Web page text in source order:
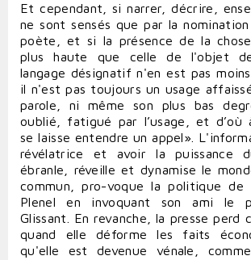
Et cependant, si narrer, décrire,
ne sont sensés que par la
poète, et si la présence de la
plus haute que celle de l'objet
langage désignatif n'en est pas
il n'est pas toujours un usage
parole, ni même son plus bas
oublié, fatigué par l’usage, et d’où
se laisse entendre un appel».
révélatrice et avoir la puissance
ébranle, réveille et dynamise le
commun, pro-voque la politique
Plenel en invoquant son ami le
Glissant. En revanche, la presse perd
quand elle déforme les faits
qu'elle est devenue vénale,